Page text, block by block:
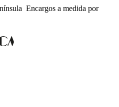
Encargos a medida por